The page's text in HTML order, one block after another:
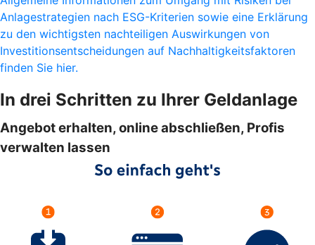
Anlagestrategien nach ESG-Kriterien sowie eine Erklärung
zu den wichtigsten nachteiligen Auswirkungen von
Investitionsentscheidungen auf Nachhaltigkeitsfaktoren
finden Sie hier.
In drei Schritten zu Ihrer Geldanlage
Angebot erhalten, online abschließen, Profis
verwalten lassen